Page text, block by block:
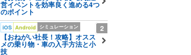
営イベントを効率良く進める4つ
のポイント
2
iOS Android シミュレーション
【おねがい社長！攻略】オスス
メの乗り物・車の入手方法と小
技